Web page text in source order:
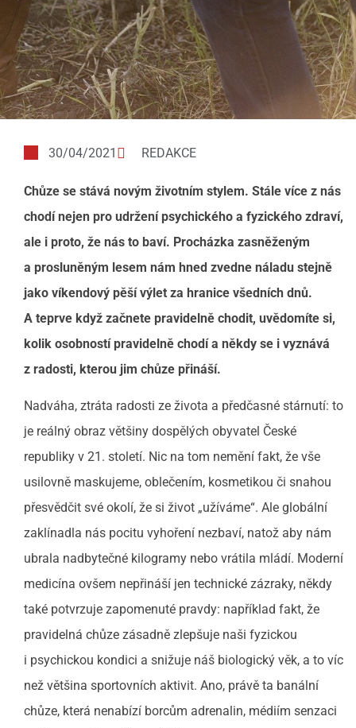
30/04/2021 REDAKCE
Chůze se stává novým životním stylem. Stále více z nás
chodí nejen pro udržení psychického a fyzického zdraví,
ale i proto, že nás to baví. Procházka zasněženým
a prosluněným lesem nám hned zvedne náladu stejně
jako víkendový pěší výlet za hranice všedních dnů.
A teprve když začnete pravidelně chodit, uvědomíte si,
kolik osobností pravidelně chodí a někdy se i vyznává
z radosti, kterou jim chůze přináší.
Nadváha, ztráta radosti ze života a předčasné stárnutí: to
je reálný obraz většiny dospělých obyvatel České
republiky v 21. století. Nic na tom nemění fakt, že vše
usilovně maskujeme, oblečením, kosmetikou či snahou
přesvědčit své okolí, že si život „užíváme“. Ale globální
zaklínadla nás pocitu vyhoření nezbaví, natož aby nám
ubrala nadbytečné kilogramy nebo vrátila mládí. Moderní
medicína ovšem nepřináší jen technické zázraky, někdy
také potvrzuje zapomenuté pravdy: například fakt, že
pravidelná chůze zásadně zlepšuje naši fyzickou
i psychickou kondici a snižuje náš biologický věk, a to víc
než většina sportovních aktivit. Ano, právě ta banální
chůze, která nenabízí borcům adrenalin, médiím senzaci